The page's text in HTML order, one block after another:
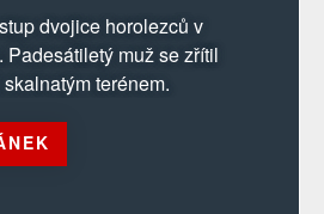
dvojice horolezců v
Padesátiletý muž se zřítil
terénem.